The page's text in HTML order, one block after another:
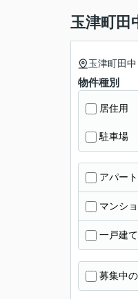
玉津町田
玉津町田中
物件種別
居住用
駐車場
アパート
マンシ
一戸建て
募集中